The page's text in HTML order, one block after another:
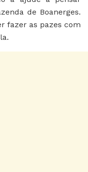
de Boanerges.
fazer as pazes com